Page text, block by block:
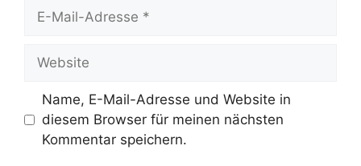
Website
Name, E-Mail-Adresse und Website in
diesem Browser für meinen nächsten
Kommentar speichern.